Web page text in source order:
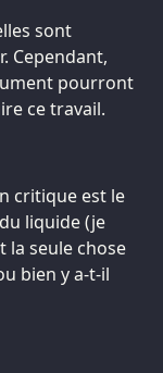
sont
Cependant,
pourront
ce travail.
critique est le
liquide (je
la seule chose
bien y a-t-il